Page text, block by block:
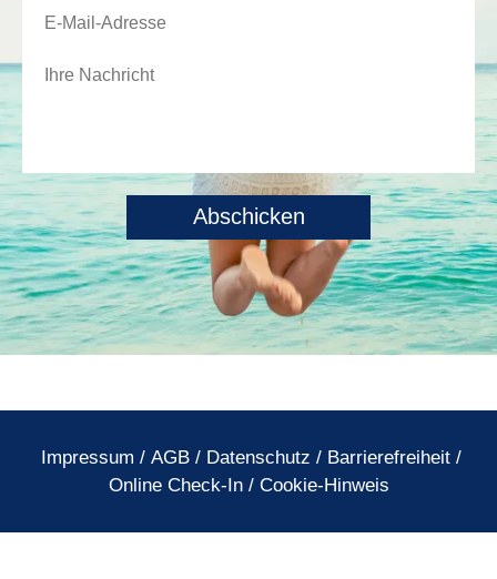
Impressum / AGB / Datenschutz / Barrierefreiheit /
Online Check-In / Cookie-Hinweis